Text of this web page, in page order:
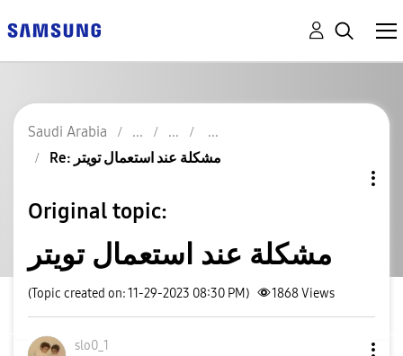
Saudi Arabia
Re: مشكلة عند استعمال تويتر
Original topic:
مشكلة عند استعمال تويتر
(Topic created on: 11-29-2023 08:30 PM) 1868Views
slo0_1